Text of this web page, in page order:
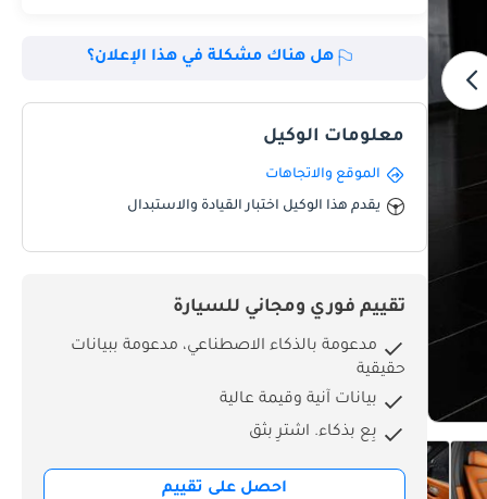
هل هناك مشكلة في هذا الإعلان؟
معلومات الوكيل
الموقع والاتجاهات
يقدم هذا الوكيل اختبار القيادة والاستبدال
تقييم فوري ومجاني للسيارة
مدعومة بالذكاء الاصطناعي، مدعومة ببيانات
حقيقية
بيانات آنية وقيمة عالية
بِع بذكاء. اشترِ بثق
احصل على تقييم